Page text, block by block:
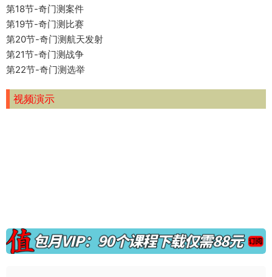
第18节-奇门测案件
第19节-奇门测比赛
第20节-奇门测航天发射
第21节-奇门测战争
第22节-奇门测选举
视频演示